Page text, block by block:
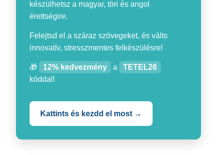
készülhetsz a magyar, töri és angol
érettségire.
Felejtsd el a száraz szövegeket, és válts
innovatív, stresszmentes felkészülésre!
🎁 12% kedvezmény a
TETEL26
kóddal!
Kattints és kezdd el most →